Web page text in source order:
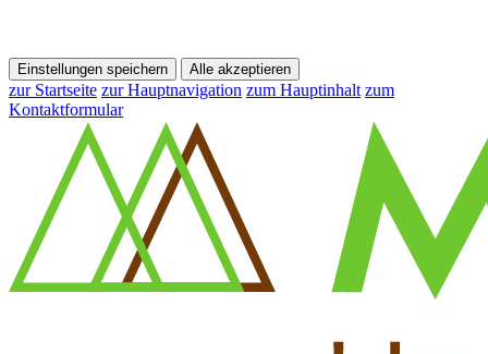
Einstellungen speichern Alle akzeptieren
zur Startseite zur Hauptnavigation zum Hauptinhalt zum
Kontaktformular